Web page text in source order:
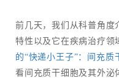
前几天，我们从科普角度
特性以及它在疾病治疗领
的“快递小王子”：间充质
看间充质干细胞及其外泌